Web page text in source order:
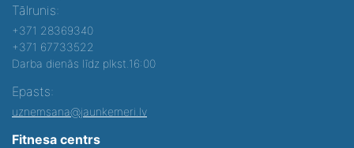
Tālrunis:
+371 28369340
+371 67733522
Darba dienās līdz plkst.16:00
Epasts:
uznemsana@jaunkemeri.lv
Fitnesa centrs